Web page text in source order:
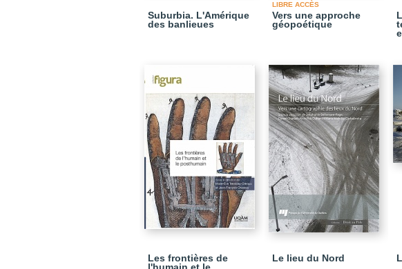
Suburbia. L'Amérique
des banlieues
LIBRE ACCÈS
Vers une approche
géopoétique
Les frontières de
Le lieu du Nord